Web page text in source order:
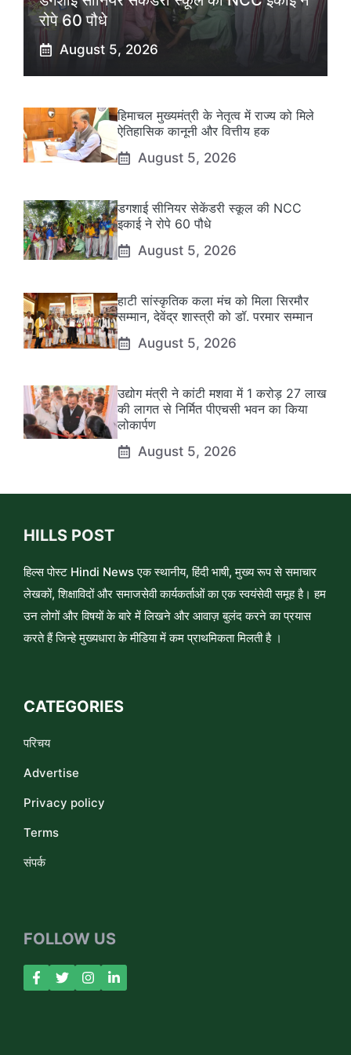
रोपे 60 पौधे
August 5, 2026
हिमाचल मुख्यमंत्री के नेतृत्व में राज्य को मिले
ऐतिहासिक कानूनी और वित्तीय हक
August 5, 2026
डगशाई सीनियर सेकेंडरी स्कूल की NCC
इकाई ने रोपे 60 पौधे
August 5, 2026
हाटी सांस्कृतिक कला मंच को मिला सिरमौर
सम्मान, देवेंद्र शास्त्री को डॉ. परमार सम्मान
August 5, 2026
उद्योग मंत्री ने कांटी मशवा में 1 करोड़ 27 लाख
की लागत से निर्मित पीएचसी भवन का किया
लोकार्पण
August 5, 2026
HILLS POST
हिल्स पोस्ट Hindi News एक स्थानीय, हिंदी भाषी, मुख्य रूप से समाचार
लेखकों, शिक्षाविदों और समाजसेवी कार्यकर्ताओं का एक स्वयंसेवी समूह है। हम
उन लोगों और विषयों के बारे में लिखने और आवाज़ बुलंद करने का प्रयास
करते हैं जिन्हे मुख्यधारा के मीडिया में कम प्राथमिकता मिलती है ।
CATEGORIES
परिचय
Advertise
Privacy policy
Terms
संपर्क
FOLLOW US